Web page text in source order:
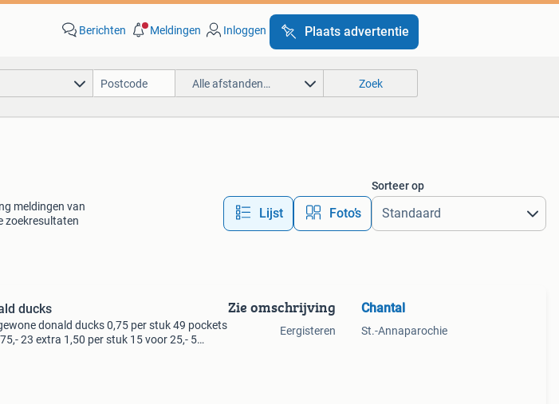
Berichten Meldingen Inloggen Plaats advertentie
Alle afstanden… Zoek
meldingen van
zoekresultaten
Lijst Foto’s
Sorteer op
ducks
donald ducks 0,75 per stuk 49 pockets
23 extra 1,50 per stuk 15 voor 25,- 5
Zie omschrijving
Eergisteren
Chantal
St.-Annaparochie